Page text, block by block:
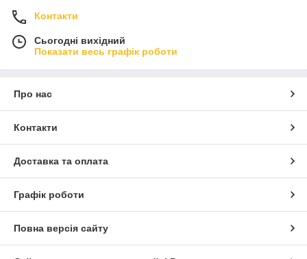
Контакти
Сьогодні вихідний
Показати весь графік роботи
Про нас
Контакти
Доставка та оплата
Графік роботи
Повна версія сайту